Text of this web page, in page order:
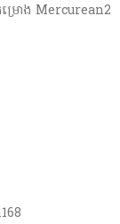
ម្រោង Mercurean2